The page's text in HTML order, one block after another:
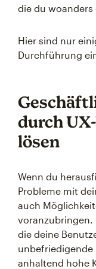
die du
Hier sind nur
Durchführung
durch
lösen
Wenn du
Probleme mit
auch
voranzubringen.
die deine
unbefriedigende
anhaltend hohe